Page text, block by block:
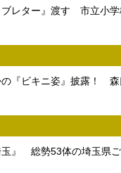
ブレター』渡す 市立小
『ビキニ姿』披露！ 森
』 総勢53体の埼玉県